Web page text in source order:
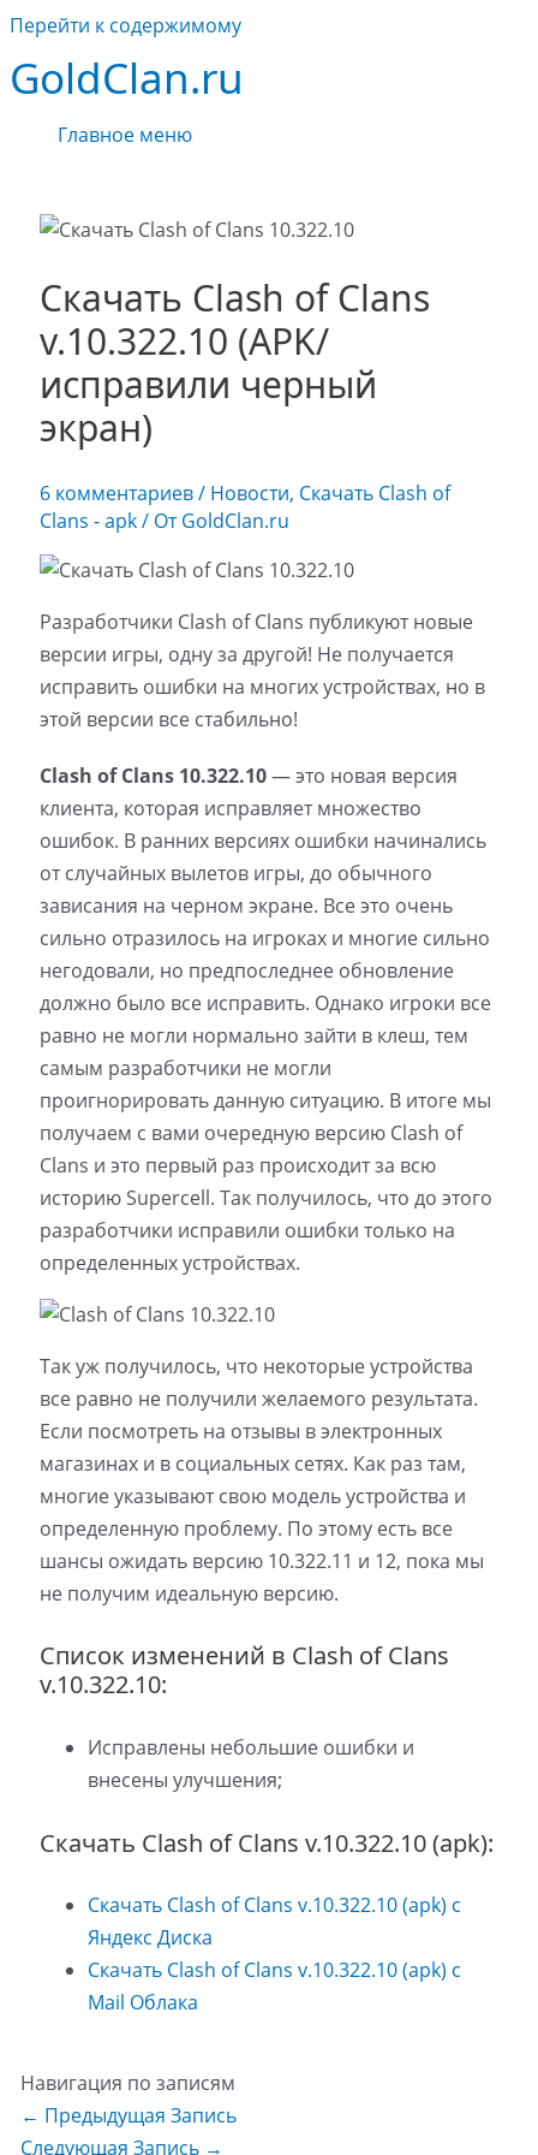
Перейти к содержимому
GoldClan.ru
Главное меню
Скачать Clash of Clans
v.10.322.10 (APK/
исправили черный
экран)
6 комментариев/ Новости, Скачать Clash of
Clans - apk/ От GoldClan.ru
Разработчики Clash of Clans публикуют новые
версии игры, одну за другой! Не получается
исправить ошибки на многих устройствах, но в
этой версии все стабильно!
Clash of Clans 10.322.10— это новая версия
клиента, которая исправляет множество
ошибок. В ранних версиях ошибки начинались
от случайных вылетов игры, до обычного
зависания на черном экране. Все это очень
сильно отразилось на игроках и многие сильно
негодовали, но предпоследнее обновление
должно было все исправить. Однако игроки все
равно не могли нормально зайти в клеш, тем
самым разработчики не могли
проигнорировать данную ситуацию. В итоге мы
получаем с вами очередную версию Clash of
Clans и это первый раз происходит за всю
историю Supercell. Так получилось, что до этого
разработчики исправили ошибки только на
определенных устройствах.
Так уж получилось, что некоторые устройства
все равно не получили желаемого результата.
Если посмотреть на отзывы в электронных
магазинах и в социальных сетях. Как раз там,
многие указывают свою модель устройства и
определенную проблему. По этому есть все
шансы ожидать версию 10.322.11 и 12, пока мы
не получим идеальную версию.
Список изменений в Clash of Clans
v.10.322.10:
Исправлены небольшие ошибки и
внесены улучшения;
Скачать Clash of Clans v.10.322.10 (apk):
Скачать Clash of Clans v.10.322.10 (apk) с
Яндекс Диска
Скачать Clash of Clans v.10.322.10 (apk) с
Mail Облака
Навигация по записям
← Предыдущая Запись
Следующая Запись →